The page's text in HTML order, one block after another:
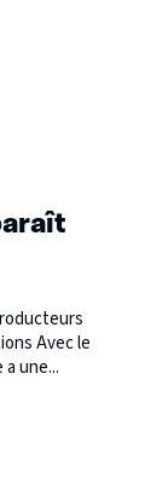
Avec le
une...